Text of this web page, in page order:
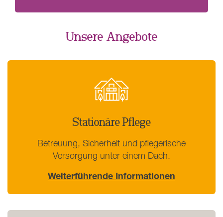
Unsere Angebote
Stationäre Pflege
Betreuung, Sicherheit und pflegerische
Versorgung unter einem Dach.
Weiterführende Informationen